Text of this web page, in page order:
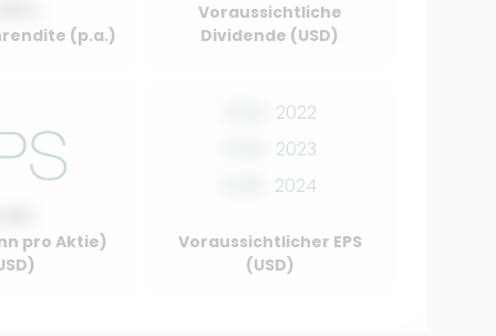
(p.a.)
Voraussichtliche
Dividende (USD)
pro Aktie)
2022
2023
2024
Voraussichtlicher EPS
(USD)